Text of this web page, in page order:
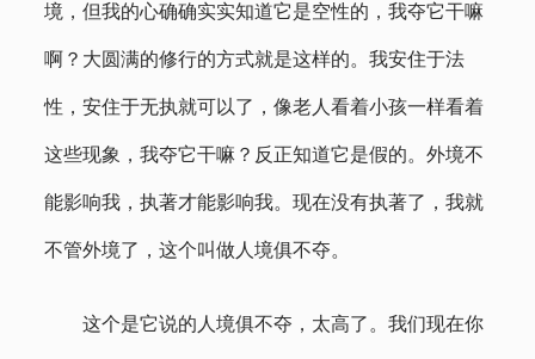
境，但我的心确确实实知道它是空性的，我夺它干嘛
啊？大圆满的修行的方式就是这样的。我安住于法
性，安住于无执就可以了，像老人看着小孩一样看着
这些现象，我夺它干嘛？反正知道它是假的。外境不
能影响我，执著才能影响我。现在没有执著了，我就
不管外境了，这个叫做人境俱不夺。
这个是它说的人境俱不夺，太高了。我们现在你